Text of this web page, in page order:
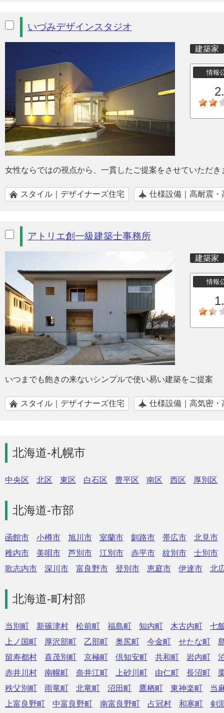
いづみデザインスタジオ
建築家
情報
女性ならではの視点から、一貫したご提案をさせていただき
スタイル｜デザイナーズ住宅 仕様設備｜高耐震・
アトリエ創一級建築士事務所
建築家
情報
いつまでも飽きの来ないシンプルで使い易い建築をご提案
スタイル｜デザイナーズ住宅 仕様設備｜高気密・
北海道-札幌市
中央区 北区 東区 白石区 豊平区 南区 西区 厚別区
北海道-市部
函館市 小樽市 旭川市 室蘭市 釧路市 帯広市
北見市
稚内市
美唄市 芦別市 江別市 赤平市 紋別市
士別市
歌志内市
深川市 富良野市 登別市 恵庭市 伊達市 北
北海道-町村部
当別町 新篠津村 松前町 福島町 知内町 木古内町
七
上ノ国町
厚沢部町 乙部町 奥尻町 今金町 せたな町
留寿都村
喜茂別町 京極町 倶知安町 共和町 岩内町
赤井川村
南幌町 奈井江町 上砂川町 由仁町 長沼町
秩父別町
雨竜町 北竜町 沼田町 鷹栖町 東神楽町
当
上富良野町
中富良野町 南富良野町 占冠村 和寒町 剣